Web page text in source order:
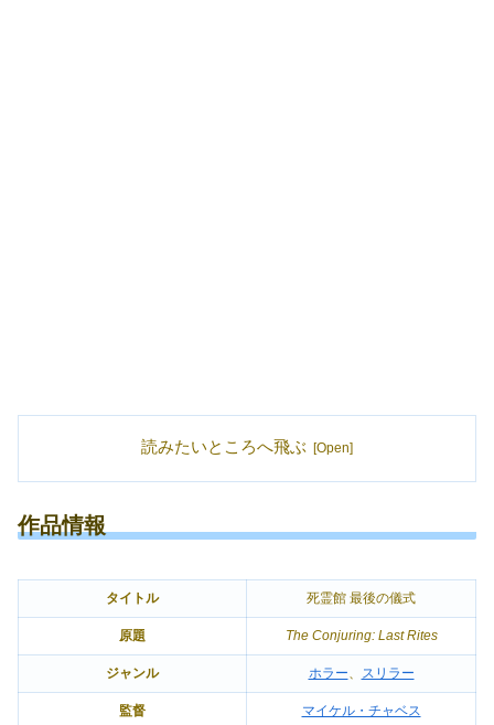
読みたいところへ飛ぶ
作品情報
タイトル 死霊館 最後の儀式
原題 The Conjuring: Last Rites
ジャンル ホラー、 スリラー
監督 マイケル・チャベス